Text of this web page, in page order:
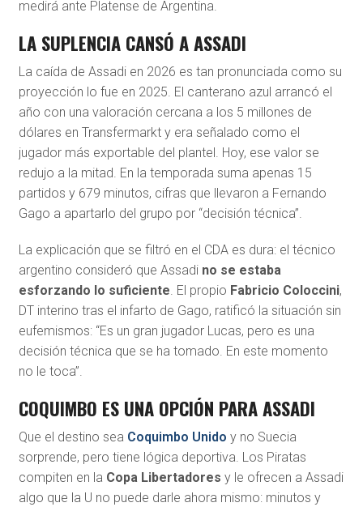
medirá ante Platense de Argentina.
LA SUPLENCIA CANSÓ A ASSADI
La caída de Assadi en 2026 es tan pronunciada como su
proyección lo fue en 2025. El canterano azul arrancó el
año con una valoración cercana a los 5 millones de
dólares en Transfermarkt y era señalado como el
jugador más exportable del plantel. Hoy, ese valor se
redujo a la mitad. En la temporada suma apenas 15
partidos y 679 minutos, cifras que llevaron a Fernando
Gago a apartarlo del grupo por “decisión técnica”.
La explicación que se filtró en el CDA es dura: el técnico
argentino consideró que Assadi no se estaba
esforzando lo suficiente. El propio Fabricio Coloccini,
DT interino tras el infarto de Gago, ratificó la situación sin
eufemismos: “Es un gran jugador Lucas, pero es una
decisión técnica que se ha tomado. En este momento
no le toca”.
COQUIMBO ES UNA OPCIÓN PARA ASSADI
Que el destino sea Coquimbo Unido y no Suecia
sorprende, pero tiene lógica deportiva. Los Piratas
compiten en la Copa Libertadores y le ofrecen a Assadi
algo que la U no puede darle ahora mismo: minutos y